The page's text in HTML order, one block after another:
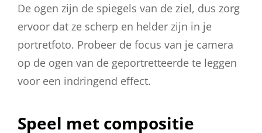
De ogen zijn de spiegels van de ziel, dus zorg
ervoor dat ze scherp en helder zijn in je
portretfoto. Probeer de focus van je camera
op de ogen van de geportretteerde te leggen
voor een indringend effect.
Speel met compositie